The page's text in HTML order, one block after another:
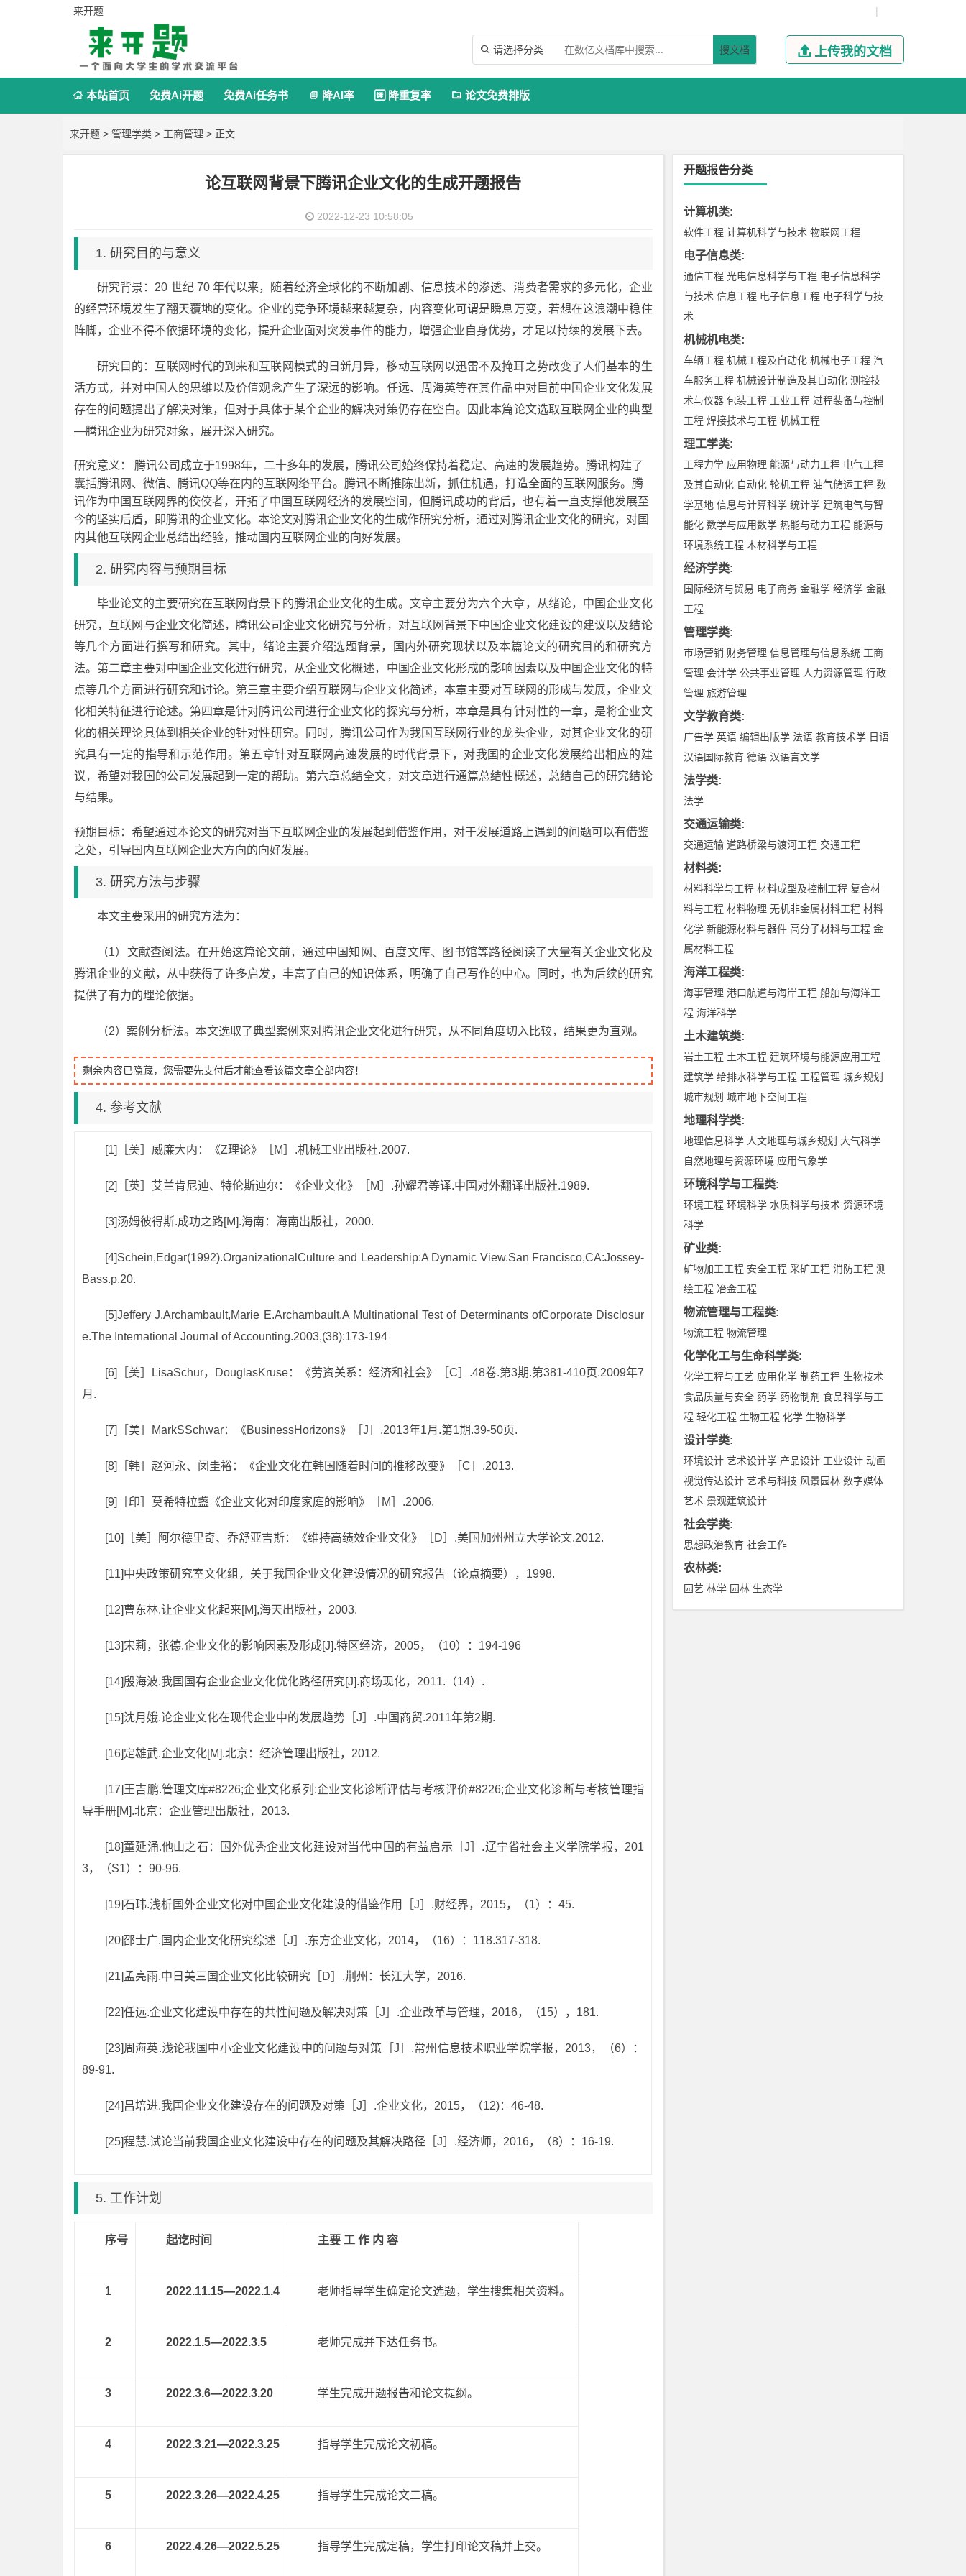
来开题 |
 请选择分类 搜文档  上传我的文档
 本站首页 免费Ai开题 免费Ai任务书  降AI率  降重复率  论文免费排版
来开题 > 管理学类 > 工商管理 > 正文
论互联网背景下腾讯企业文化的生成开题报告
2022-12-23 10:58:05
1. 研究目的与意义
研究背景：20 世纪 70 年代以来，随着经济全球化的不断加剧、信息技术的渗透、消费者需求的多元化，企业
的经营环境发生了翻天覆地的变化。企业的竞争环境越来越复杂，内容变化可谓是瞬息万变，若想在这浪潮中稳住
阵脚，企业不得不依据环境的变化，提升企业面对突发事件的能力，增强企业自身优势，才足以持续的发展下去。
研究目的：互联网时代的到来和互联网模式的日新月异，移动互联网以迅雷不及掩耳之势改变了人们基本的生
活方式，并对中国人的思维以及价值观念产生了深远的影响。任远、周海英等在其作品中对目前中国企业文化发展
存在的问题提出了解决对策，但对于具体于某个企业的解决对策仍存在空白。因此本篇论文选取互联网企业的典型
—腾讯企业为研究对象，展开深入研究。
研究意义： 腾讯公司成立于1998年，二十多年的发展，腾讯公司始终保持着稳定、高速的发展趋势。腾讯构建了
囊括腾讯网、微信、腾讯QQ等在内的互联网络平台。腾讯不断推陈出新，抓住机遇，打造全面的互联网服务。腾
讯作为中国互联网界的佼佼者，开拓了中国互联网经济的发展空间，但腾讯成功的背后，也有着一直支撑他发展至
今的坚实后盾，即腾讯的企业文化。本论文对腾讯企业文化的生成作研究分析，通过对腾讯企业文化的研究，对国
内其他互联网企业总结出经验，推动国内互联网企业的向好发展。
2. 研究内容与预期目标
毕业论文的主要研究在互联网背景下的腾讯企业文化的生成。文章主要分为六个大章，从绪论，中国企业文化
研究，互联网与企业文化简述，腾讯公司企业文化研究与分析，对互联网背景下中国企业文化建设的建议以及结论
等几个方面进行撰写和研究。其中，绪论主要介绍选题背景，国内外研究现状以及本篇论文的研究目的和研究方
法。第二章主要对中国企业文化进行研究，从企业文化概述，中国企业文化形成的影响因素以及中国企业文化的特
点等几个方面进行研究和讨论。第三章主要介绍互联网与企业文化简述，本章主要对互联网的形成与发展，企业文
化相关特征进行论述。第四章是针对腾讯公司进行企业文化的探究与分析，本章是具有针对性的一章，是将企业文
化的相关理论具体到相关企业的针对性研究。同时，腾讯公司作为我国互联网行业的龙头企业，对其企业文化的研
究具有一定的指导和示范作用。第五章针对互联网高速发展的时代背景下，对我国的企业文化发展给出相应的建
议，希望对我国的公司发展起到一定的帮助。第六章总结全文，对文章进行通篇总结性概述，总结自己的研究结论
与结果。
预期目标：希望通过本论文的研究对当下互联网企业的发展起到借鉴作用，对于发展道路上遇到的问题可以有借鉴
之处，引导国内互联网企业大方向的向好发展。
3. 研究方法与步骤
本文主要采用的研究方法为：
（1）文献查阅法。在开始这篇论文前，通过中国知网、百度文库、图书馆等路径阅读了大量有关企业文化及
腾讯企业的文献，从中获得了许多启发，丰富了自己的知识体系，明确了自己写作的中心。同时，也为后续的研究
提供了有力的理论依据。
（2）案例分析法。本文选取了典型案例来对腾讯企业文化进行研究，从不同角度切入比较，结果更为直观。
剩余内容已隐藏，您需要先支付后才能查看该篇文章全部内容！
4. 参考文献
[1]［美］威廉大内：《Z理论》［M］.机械工业出版社.2007.
[2]［英］艾兰肯尼迪、特伦斯迪尔：《企业文化》［M］.孙耀君等译.中国对外翻译出版社.1989.
[3]汤姆彼得斯.成功之路[M].海南：海南出版社，2000.
[4]Schein,Edgar(1992).OrganizationalCulture and Leadership:A Dynamic View.San Francisco,CA:Jossey-
Bass.p.20.
[5]Jeffery J.Archambault,Marie E.Archambault.A Multinational Test of Determinants ofCorporate Disclosur
e.The International Journal of Accounting.2003,(38):173-194
[6]［美］LisaSchur，DouglasKruse：《劳资关系：经济和社会》［C］.48卷.第3期.第381-410页.2009年7
月.
[7]［美］MarkSSchwar：《BusinessHorizons》［J］.2013年1月.第1期.39-50页.
[8]［韩］赵河永、闵圭裕：《企业文化在韩国随着时间的推移改变》［C］.2013.
[9]［印］莫希特拉盏《企业文化对印度家庭的影响》［M］.2006.
[10]［美］阿尔德里奇、乔舒亚吉斯：《维持高绩效企业文化》［D］.美国加州州立大学论文.2012.
[11]中央政策研究室文化组，关于我国企业文化建设情况的研究报告（论点摘要），1998.
[12]曹东林.让企业文化起来[M],海天出版社，2003.
[13]宋莉，张德.企业文化的影响因素及形成[J].特区经济，2005，（10）：194-196
[14]殷海波.我国国有企业企业文化优化路径研究[J].商场现化，2011.（14）.
[15]沈月娥.论企业文化在现代企业中的发展趋势［J］.中国商贸.2011年第2期.
[16]定雄武.企业文化[M].北京：经济管理出版社，2012.
[17]王吉鹏.管理文库#8226;企业文化系列:企业文化诊断评估与考核评价#8226;企业文化诊断与考核管理指
导手册[M].北京：企业管理出版社，2013.
[18]董延涌.他山之石：国外优秀企业文化建设对当代中国的有益启示［J］.辽宁省社会主义学院学报，201
3，（S1）：90-96.
[19]石玮.浅析国外企业文化对中国企业文化建设的借鉴作用［J］.财经界，2015，（1）：45.
[20]邵士广.国内企业文化研究综述［J］.东方企业文化，2014，（16）：118.317-318.
[21]孟亮雨.中日美三国企业文化比较研究［D］.荆州：长江大学，2016.
[22]任远.企业文化建设中存在的共性问题及解决对策［J］.企业改革与管理，2016，（15），181.
[23]周海英.浅论我国中小企业文化建设中的问题与对策［J］.常州信息技术职业学院学报，2013，（6）：
89-91.
[24]吕培进.我国企业文化建设存在的问题及对策［J］.企业文化，2015，（12)：46-48.
[25]程慧.试论当前我国企业文化建设中存在的问题及其解决路径［J］.经济师，2016，（8）：16-19.
5. 工作计划
序号 起讫时间 主要 工 作 内 容
1 2022.11.15—2022.1.4 老师指导学生确定论文选题，学生搜集相关资料。
2 2022.1.5—2022.3.5 老师完成并下达任务书。
3 2022.3.6—2022.3.20 学生完成开题报告和论文提纲。
4 2022.3.21—2022.3.25 指导学生完成论文初稿。
5 2022.3.26—2022.4.25 指导学生完成论文二稿。
6 2022.4.26—2022.5.25 指导学生完成定稿，学生打印论文稿并上交。
开题报告分类
计算机类:
软件工程 计算机科学与技术 物联网工程
电子信息类:
通信工程 光电信息科学与工程 电子信息科学
与技术 信息工程 电子信息工程 电子科学与技
术
机械机电类:
车辆工程 机械工程及自动化 机械电子工程 汽
车服务工程 机械设计制造及其自动化 测控技
术与仪器 包装工程 工业工程 过程装备与控制
工程 焊接技术与工程 机械工程
理工学类:
工程力学 应用物理 能源与动力工程 电气工程
及其自动化 自动化 轮机工程 油气储运工程 数
学基地 信息与计算科学 统计学 建筑电气与智
能化 数学与应用数学 热能与动力工程 能源与
环境系统工程 木材科学与工程
经济学类:
国际经济与贸易 电子商务 金融学 经济学 金融
工程
管理学类:
市场营销 财务管理 信息管理与信息系统 工商
管理 会计学 公共事业管理 人力资源管理 行政
管理 旅游管理
文学教育类:
广告学 英语 编辑出版学 法语 教育技术学 日语
汉语国际教育 德语 汉语言文学
法学类:
法学
交通运输类:
交通运输 道路桥梁与渡河工程 交通工程
材料类:
材料科学与工程 材料成型及控制工程 复合材
料与工程 材料物理 无机非金属材料工程 材料
化学 新能源材料与器件 高分子材料与工程 金
属材料工程
海洋工程类:
海事管理 港口航道与海岸工程 船舶与海洋工
程 海洋科学
土木建筑类:
岩土工程 土木工程 建筑环境与能源应用工程
建筑学 给排水科学与工程 工程管理 城乡规划
城市规划 城市地下空间工程
地理科学类:
地理信息科学 人文地理与城乡规划 大气科学
自然地理与资源环境 应用气象学
环境科学与工程类:
环境工程 环境科学 水质科学与技术 资源环境
科学
矿业类:
矿物加工工程 安全工程 采矿工程 消防工程 测
绘工程 冶金工程
物流管理与工程类:
物流工程 物流管理
化学化工与生命科学类:
化学工程与工艺 应用化学 制药工程 生物技术
食品质量与安全 药学 药物制剂 食品科学与工
程 轻化工程 生物工程 化学 生物科学
设计学类:
环境设计 艺术设计学 产品设计 工业设计 动画
视觉传达设计 艺术与科技 风景园林 数字媒体
艺术 景观建筑设计
社会学类:
思想政治教育 社会工作
农林类:
园艺 林学 园林 生态学